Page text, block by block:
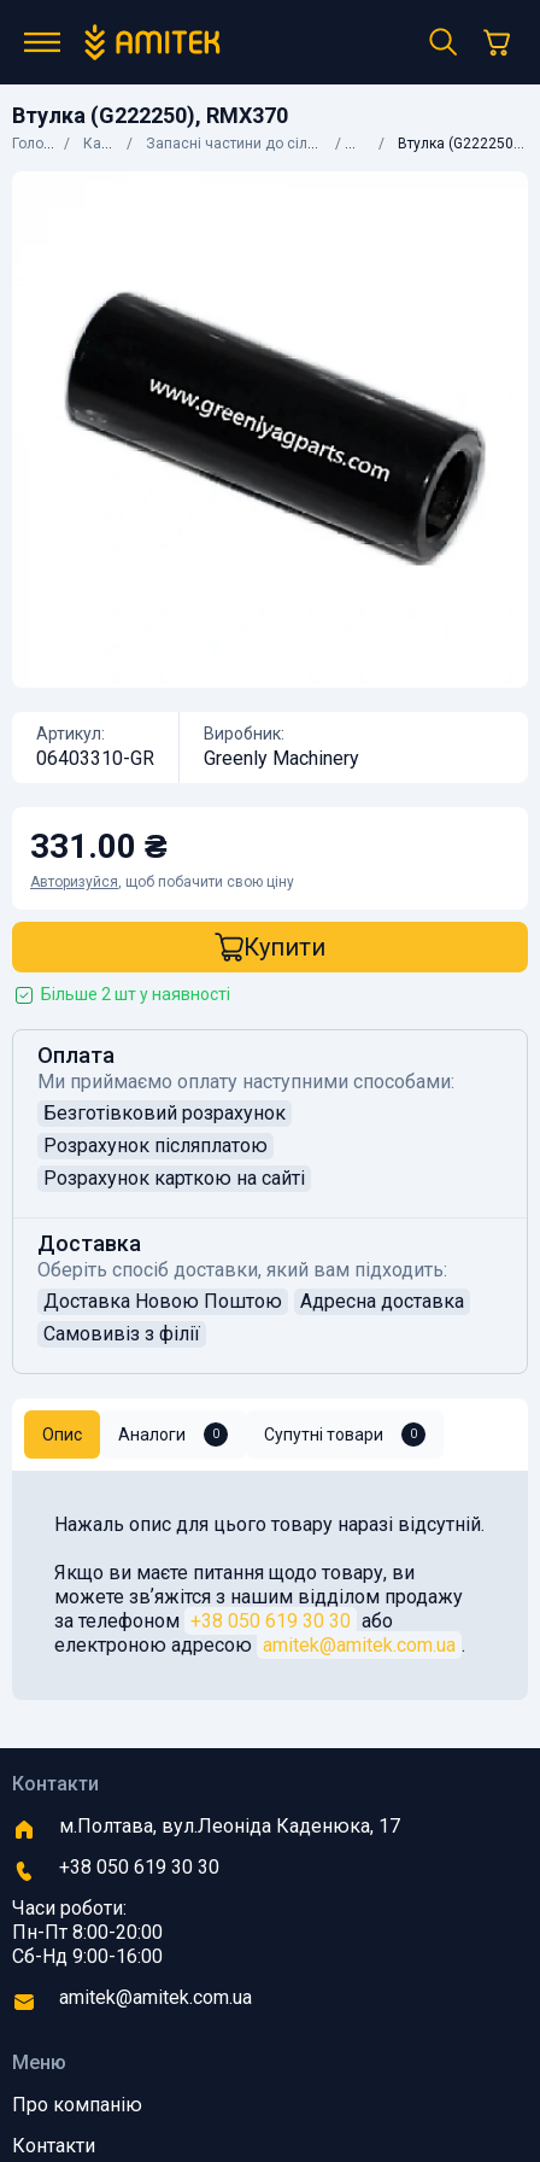
Втулка (G222250), RMX370
Головна Каталог Запасні частини до сільгосптехніки CNH Втулка (G222250), RMX370
Артикул:
06403310-GR
Виробник:
Greenly Machinery
331.00 ₴
Авторизуйся, щоб побачити свою ціну
Купити
Більше 2 шт у наявності
Оплата
Ми приймаємо оплату наступними способами:
Безготівковий розрахунок
Розрахунок післяплатою
Розрахунок карткою на сайті
Доставка
Оберіть спосіб доставки, який вам підходить:
Доставка Новою Поштою
Адресна доставка
Самовивіз з філії
Опис Аналоги 0 Супутні товари 0
Нажаль опис для цього товару наразі відсутній.
Якщо ви маєте питання щодо товару, ви
можете звʼяжітся з нашим відділом продажу
за телефоном +38 050 619 30 30 або
електроною адресою amitek@amitek.com.ua .
Меню
Про компанію
Контакти
Контакти
м.Полтава, вул.Леоніда Каденюка, 17
+38 050 619 30 30
Часи роботи:
Пн-Пт 8:00-20:00
Сб-Нд 9:00-16:00
amitek@amitek.com.ua